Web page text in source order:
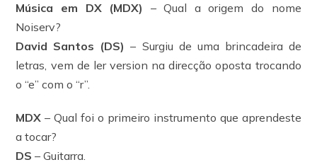
Música em DX (MDX) – Qual a origem do nome
Noiserv?
David Santos (DS) – Surgiu de uma brincadeira de
letras, vem de ler version na direcção oposta trocando
o “e” com o “r”.
MDX – Qual foi o primeiro instrumento que aprendeste
a tocar?
DS – Guitarra.